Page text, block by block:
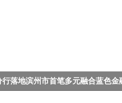
行落地滨州市首笔多元融合蓝色金